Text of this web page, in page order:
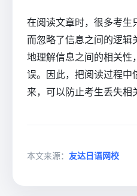
在阅读文章时，很多考生
而忽略了信息之间的逻辑
地理解信息之间的相关性
误。因此，把阅读过程中
来，可以防止考生丢失相
本文来源： 友达日语网校